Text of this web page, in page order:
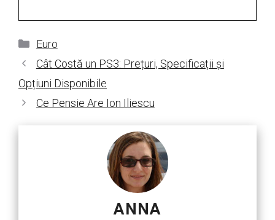
Categorii
Euro
Cât Costă un PS3: Prețuri, Specificații și
Opțiuni Disponibile
Ce Pensie Are Ion Iliescu
ANNA